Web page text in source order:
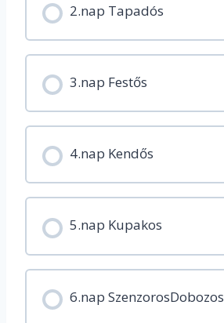
2.nap Tapadós
3.nap Festős
4.nap Kendős
5.nap Kupakos
6.nap SzenzorosDobozos